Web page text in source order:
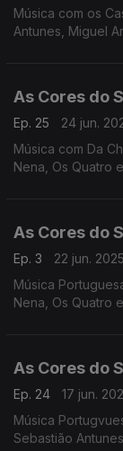
Música com os
Antunes, Miguel
As Cores do
Ep. 25
24 jun.
Música com Da
Nena, Os Quatro
As Cores do
Ep. 3
22 jun. 2025
Música Portuguesa com Elisa e Tiago
Nena, Os Quatro
As Cores do
Ep. 24
17 jun.
Música
Sebastião